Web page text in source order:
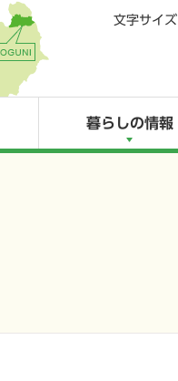
文字サイズ
暮らしの情報